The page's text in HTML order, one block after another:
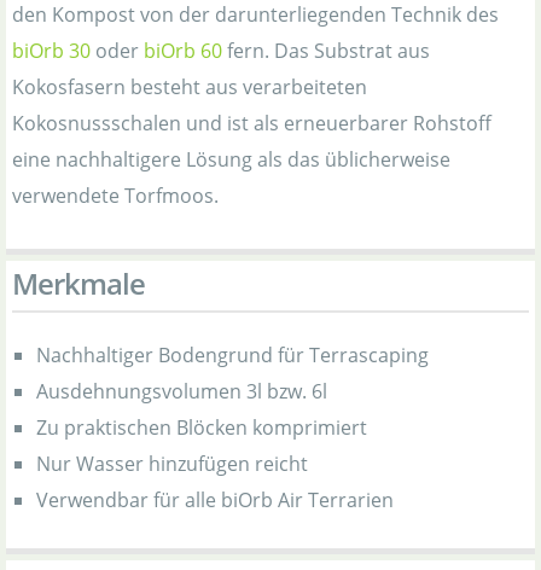
den Kompost von der darunterliegenden Technik des
biOrb 30 oder biOrb 60fern. Das Substrat aus
Kokosfasern besteht aus verarbeiteten
Kokosnussschalen und ist als erneuerbarer Rohstoff
eine nachhaltigere Lösung als das üblicherweise
verwendete Torfmoos.
Merkmale
Nachhaltiger Bodengrund für Terrascaping
Ausdehnungsvolumen 3l bzw. 6l
Zu praktischen Blöcken komprimiert
Nur Wasser hinzufügen reicht
Verwendbar für alle biOrb Air Terrarien